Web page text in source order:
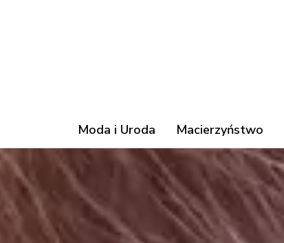
Moda i Uroda Macierzyństwo